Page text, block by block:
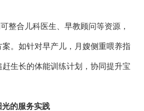
整合儿科医生、早教顾问等资源，
。如针对早产儿，月嫂侧重喂养指
生长的体能训练计划，协同提升宝
的服务实践